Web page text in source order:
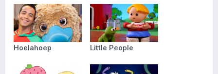
Hoelahoep Little People